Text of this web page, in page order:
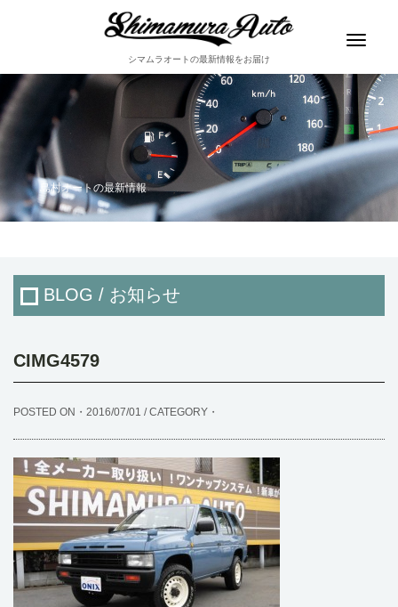
シマムラオートの最新情報をお届け
Toggle
島村オートの最新情報
BLOG / お知らせ
CIMG4579
POSTED ON・2016/07/01 / CATEGORY・